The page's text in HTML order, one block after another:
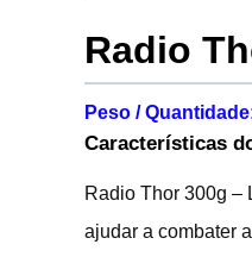
Radio
Peso /
Características
Radio Thor 300g –
ajudar a combater